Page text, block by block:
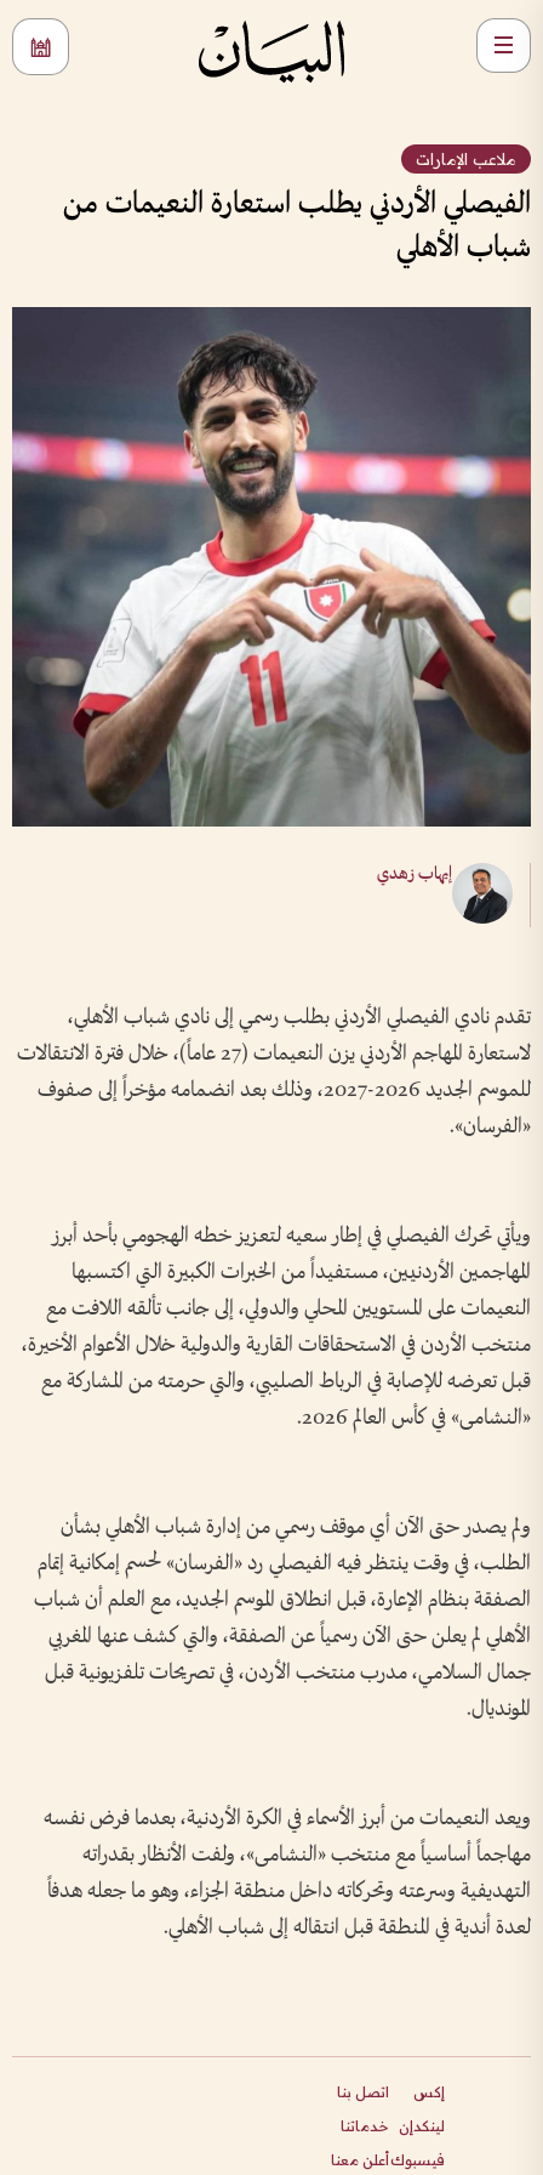
ملاعب الإمارات
الفيصلي الأردني يطلب استعارة النعيمات من
شباب الأهلي
إيهاب زهدي
تقدم نادي الفيصلي الأردني بطلب رسمي إلى نادي شباب الأهلي،
لاستعارة المهاجم الأردني يزن النعيمات (27 عاماً)، خلال فترة الانتقالات
للموسم الجديد 2026-2027، وذلك بعد انضمامه مؤخراً إلى صفوف
«الفرسان».
ويأتي تحرك الفيصلي في إطار سعيه لتعزيز خطه الهجومي بأحد أبرز
المهاجمين الأردنيين، مستفيداً من الخبرات الكبيرة التي اكتسبها
النعيمات على المستويين المحلي والدولي، إلى جانب تألقه اللافت مع
منتخب الأردن في الاستحقاقات القارية والدولية خلال الأعوام الأخيرة،
قبل تعرضه للإصابة في الرباط الصليبي، والتي حرمته من المشاركة مع
«النشامى» في كأس العالم 2026.
ولم يصدر حتى الآن أي موقف رسمي من إدارة شباب الأهلي بشأن
الطلب، في وقت ينتظر فيه الفيصلي رد «الفرسان» لحسم إمكانية إتمام
الصفقة بنظام الإعارة، قبل انطلاق الموسم الجديد، مع العلم أن شباب
الأهلي لم يعلن حتى الآن رسمياً عن الصفقة، والتي كشف عنها المغربي
جمال السلامي، مدرب منتخب الأردن، في تصريحات تلفزيونية قبل
المونديال.
ويعد النعيمات من أبرز الأسماء في الكرة الأردنية، بعدما فرض نفسه
مهاجماً أساسياً مع منتخب «النشامى»، ولفت الأنظار بقدراته
التهديفية وسرعته وتحركاته داخل منطقة الجزاء، وهو ما جعله هدفاً
لعدة أندية في المنطقة قبل انتقاله إلى شباب الأهلي.
إكس
لينكدإن
فيسبوك
اتصل بنا
خدماتنا
أعلن معنا